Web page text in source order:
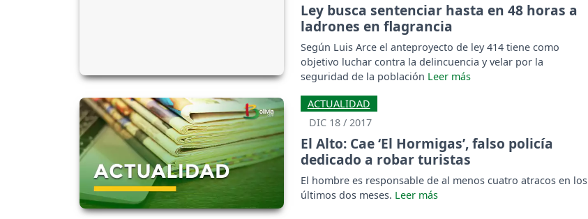
Ley busca sentenciar hasta en 48 horas a
ladrones en flagrancia
Según Luis Arce el anteproyecto de ley 414 tiene como
objetivo luchar contra la delincuencia y velar por la
seguridad de la población
ACTUALIDAD
DIC 18 / 2017
El Alto: Cae ‘El Hormigas’, falso policía
dedicado a robar turistas
El hombre es responsable de al menos cuatro atracos en los
últimos dos meses.